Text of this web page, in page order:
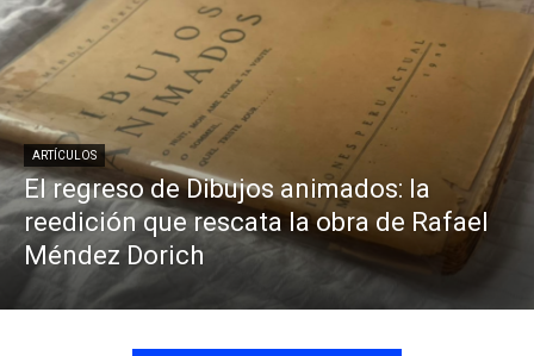
ARTÍCULOS
El regreso de Dibujos animados: la
reedición que rescata la obra de Rafael
Méndez Dorich